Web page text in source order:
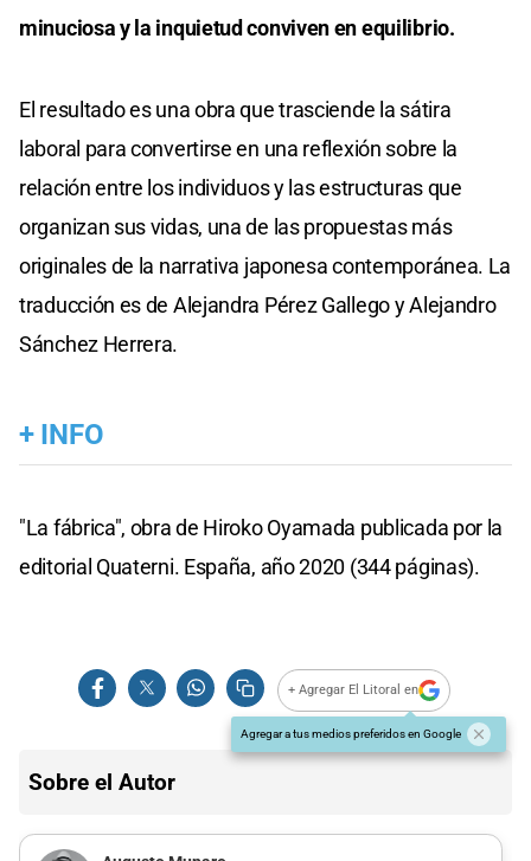
minuciosa y la inquietud conviven en equilibrio.
El resultado es una obra que trasciende la sátira
laboral para convertirse en una reflexión sobre la
relación entre los individuos y las estructuras que
organizan sus vidas, una de las propuestas más
originales de la narrativa japonesa contemporánea. La
traducción es de Alejandra Pérez Gallego y Alejandro
Sánchez Herrera.
+ INFO
"La fábrica", obra de Hiroko Oyamada publicada por la
editorial Quaterni. España, año 2020 (344 páginas).
+ Agregar El Litoral en
Agregar a tus medios preferidos en Google
Sobre el Autor